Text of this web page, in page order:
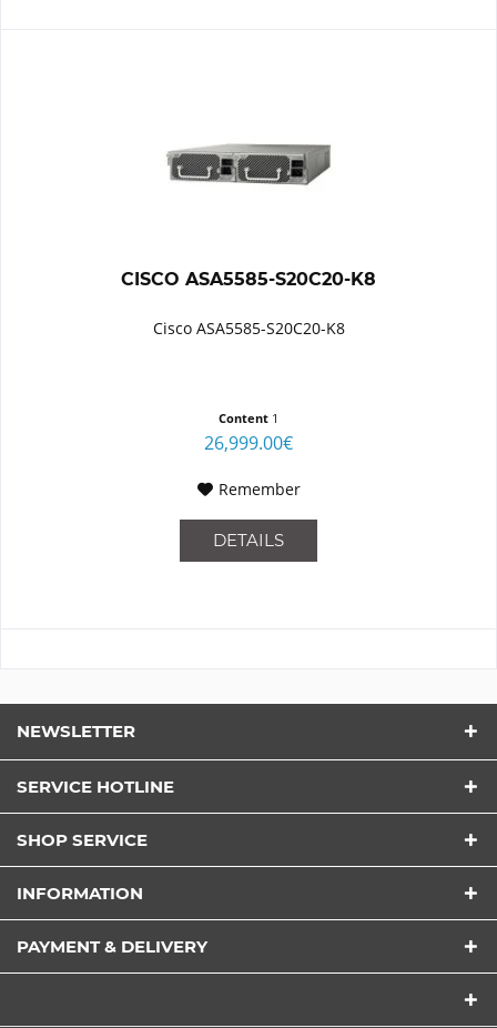
CISCO ASA5585-S20C20-K8
Cisco ASA5585-S20C20-K8
Content 1
26,999.00€
Remember
DETAILS
NEWSLETTER
SERVICE HOTLINE
SHOP SERVICE
INFORMATION
PAYMENT & DELIVERY